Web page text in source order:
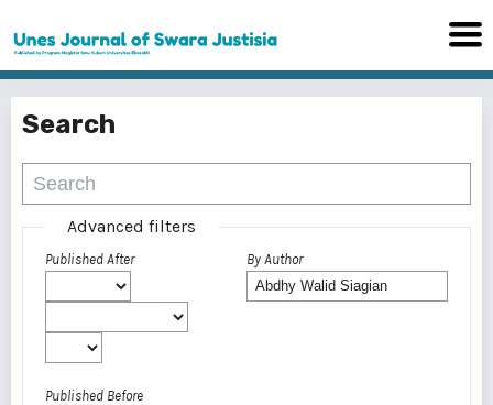
Search
Advanced filters
Published After
Published Before
By Author